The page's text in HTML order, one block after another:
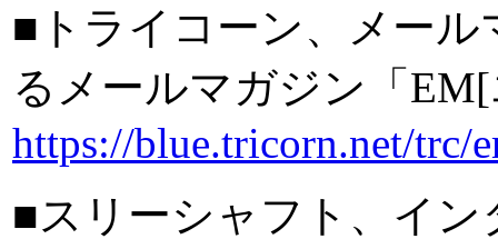
■トライコーン、メー
るメールマガジン「
https://blue.tricorn.net/trc/
■スリーシャフト、イ